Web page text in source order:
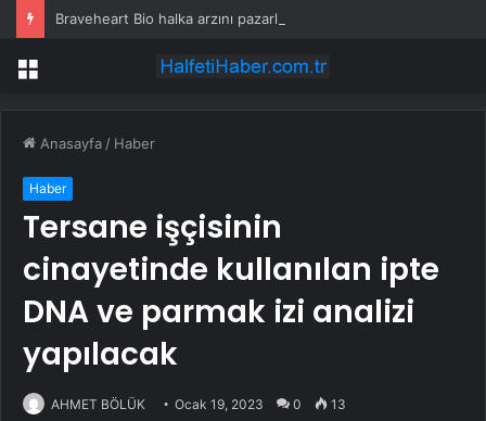
Menü
Anasayfa / Haber
Haber
Tersane işçisinin
cinayetinde kullanılan ipte
DNA ve parmak izi analizi
yapılacak
AHMET BÖLÜK Ocak 19, 2023 0 13